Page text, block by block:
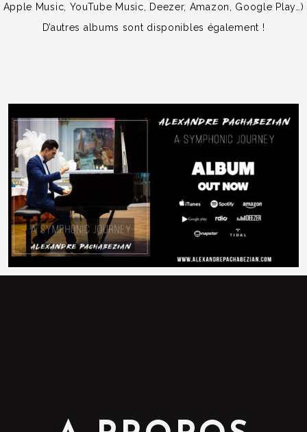
Apple Music, YouTube Music, Deezer, Amazon, Google Play…)
D’autres albums sont disponibles également !